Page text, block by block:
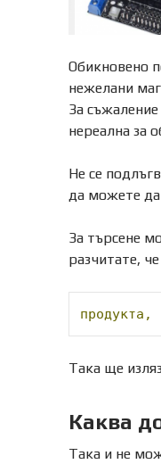
Обикновено
нежелани
За
нереална за
Не се
да можете да
За търсене
разчитате,
продукта,
Така ще
Каква
Така и не